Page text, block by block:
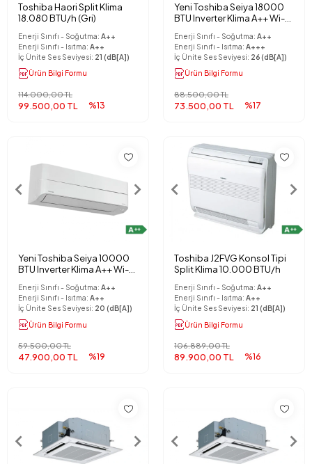
Toshiba Haori Split Klima
18.080 BTU/h (Gri)
Enerji Sınıfı - Soğutma: A++
Enerji Sınıfı - Isıtma: A++
İç Ünite Ses Seviyesi: 21 (dB[A])
Ürün Bilgi Formu
99.500,00 TL
114.000,00 TL
%13
Yeni Toshiba Seiya 18000
BTU Inverter Klima A++ Wi-Fi
Enerji Sınıfı - Soğutma: A++
Enerji Sınıfı - Isıtma: A+++
İç Ünite Ses Seviyesi: 26 (dB[A])
Ürün Bilgi Formu
73.500,00 TL
88.500,00 TL
%17
Yeni Toshiba Seiya 10000
BTU Inverter Klima A++ Wi-Fi
Enerji Sınıfı - Soğutma: A++
Enerji Sınıfı - Isıtma: A++
İç Ünite Ses Seviyesi: 20 (dB[A])
Ürün Bilgi Formu
47.900,00 TL
59.500,00 TL
%19
Toshiba J2FVG Konsol Tipi
Split Klima 10.000 BTU/h
Enerji Sınıfı - Soğutma: A++
Enerji Sınıfı - Isıtma: A++
İç Ünite Ses Seviyesi: 21 (dB[A])
Ürün Bilgi Formu
89.900,00 TL
106.889,00 TL
%16